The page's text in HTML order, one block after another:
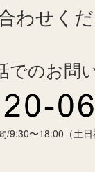
わせくだ
でのお問
/9:30〜18:00（土日